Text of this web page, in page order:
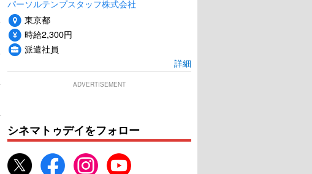
パーソルテンプスタッフ株式会社
東京都
時給2,300円
派遣社員
詳細
ADVERTISEMENT
シネマトゥデイをフォロー